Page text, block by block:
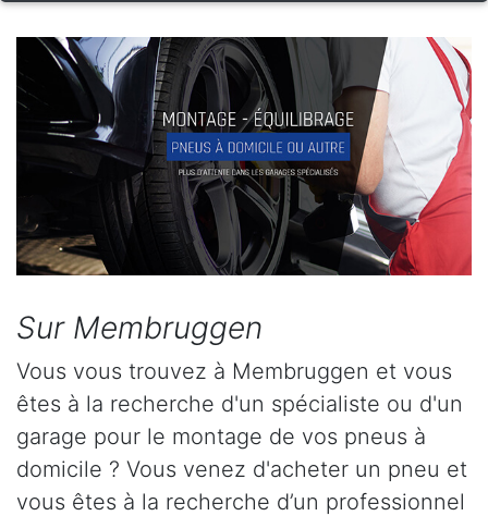
Sur Membruggen
Vous vous trouvez à Membruggen et vous
êtes à la recherche d'un spécialiste ou d'un
garage pour le montage de vos pneus à
domicile ? Vous venez d'acheter un pneu et
vous êtes à la recherche d’un professionnel